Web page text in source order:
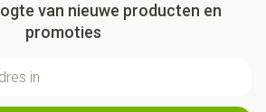
van nieuwe producten en
promoties